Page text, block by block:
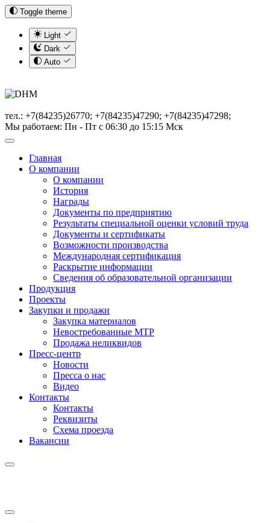
Toggle theme
Light
Dark
Auto
тел.: +7(84235)26770; +7(84235)47290; +7(84235)47298;
Мы работаем: Пн - Пт с 06:30 до 15:15 Мск
Главная
О компании
О компании
История
Награды
Документы по предприятию
Результаты специальной оценки условий труда
Документы и сертификаты
Возможности производства
Международная сертификация
Раскрытие информации
Сведения об образовательной организации
Продукция
Проекты
Закупки и продажи
Закупка материалов
Невостребованные МТР
Продажа неликвидов
Пресс-центр
Новости
Пресса о нас
Видео
Контакты
Контакты
Реквизиты
Схема проезда
Вакансии